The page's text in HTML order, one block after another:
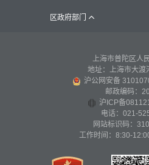
区政府部门 
上海市普陀区人
地址：上海市大渡
沪公网安备
邮政编码：
沪ICP备
电话：021-
网站标识码：
工作时间：8:30-